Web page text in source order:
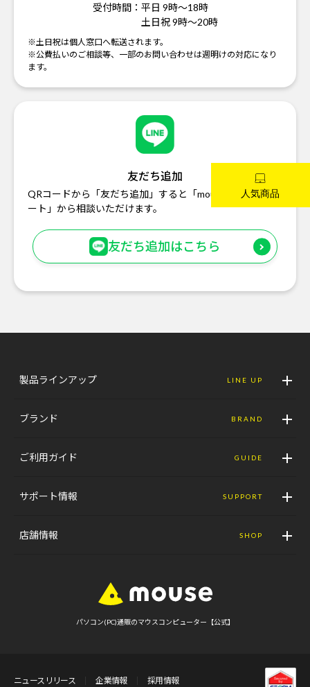
受付時間： 平日 9時～18時
土日祝 9時～20時
※土日祝は個人窓口へ転送されます。
※公費払いのご相談等、一部のお問い合わせは週明けの対応になり
ます。
友だち追加
QRコードから「友だち追加」すると「mouse お客様サポ
ート」から相談いただけます。
友だち追加はこちら
製品ラインアップ LINE UP
ブランド BRAND
ご利用ガイド GUIDE
サポート情報 SUPPORT
店舗情報 SHOP
パソコン(PC)通販のマウスコンピューター【公式】
ニュースリリース 企業情報 採用情報